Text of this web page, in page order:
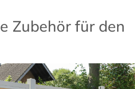
Zubehör für den